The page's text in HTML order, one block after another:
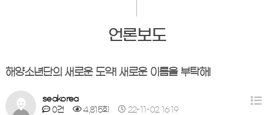
언론보도
해양소년단의 새로운 도약! 새로운 이름을 부탁해!
seakorea
0건
4,815회 22-11-02 16:19